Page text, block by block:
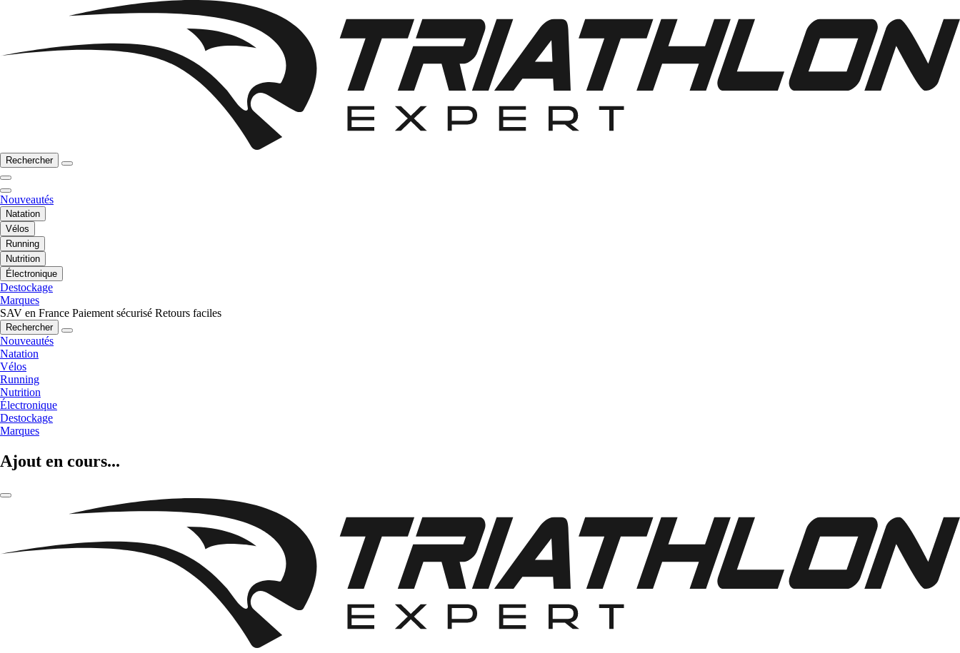
Rechercher
Nouveautés
Natation
Vélos
Running
Nutrition
Électronique
Destockage
Marques
SAV en France Paiement sécurisé Retours faciles
Rechercher
Nouveautés
Natation
Vélos
Running
Nutrition
Électronique
Destockage
Marques
Ajout en cours...